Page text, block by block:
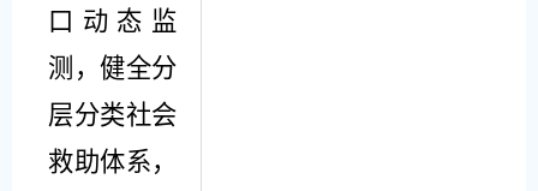
口动态监
测，健全分
层分类社会
救助体系，